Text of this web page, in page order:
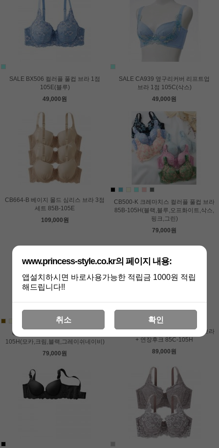
SALE BX506 컬러플 풀컵 브라 1점
105E(블루)
49,000원
SALE CA939 옆구리커버 리프트업
브라 1점 105C(삭스)
49,000원
CB664-B 베이지 몰드 심리스 브라 3점
세트 85B-105E
109,000원
CB500-K 크레마치스 컬러플 풀컵 브라
85B-105H(블랙,블루,오프화이트,삭스,
핑크,그린)
79,000원
CB500-M 컬러플 풀컵 브라 85B-
105H(모카,크림,블랙,그레이쉬네이비)
79,000원
CB378-K 이상적인 몰드 깅검체크 브라
+ 연장후크 85C-105H
89,000원
www.princess-style.co.kr의 페이지 내용:
앱설치하시면 바로사용가능한 적립금 1000원 적립
해드립니다!!
취소 확인